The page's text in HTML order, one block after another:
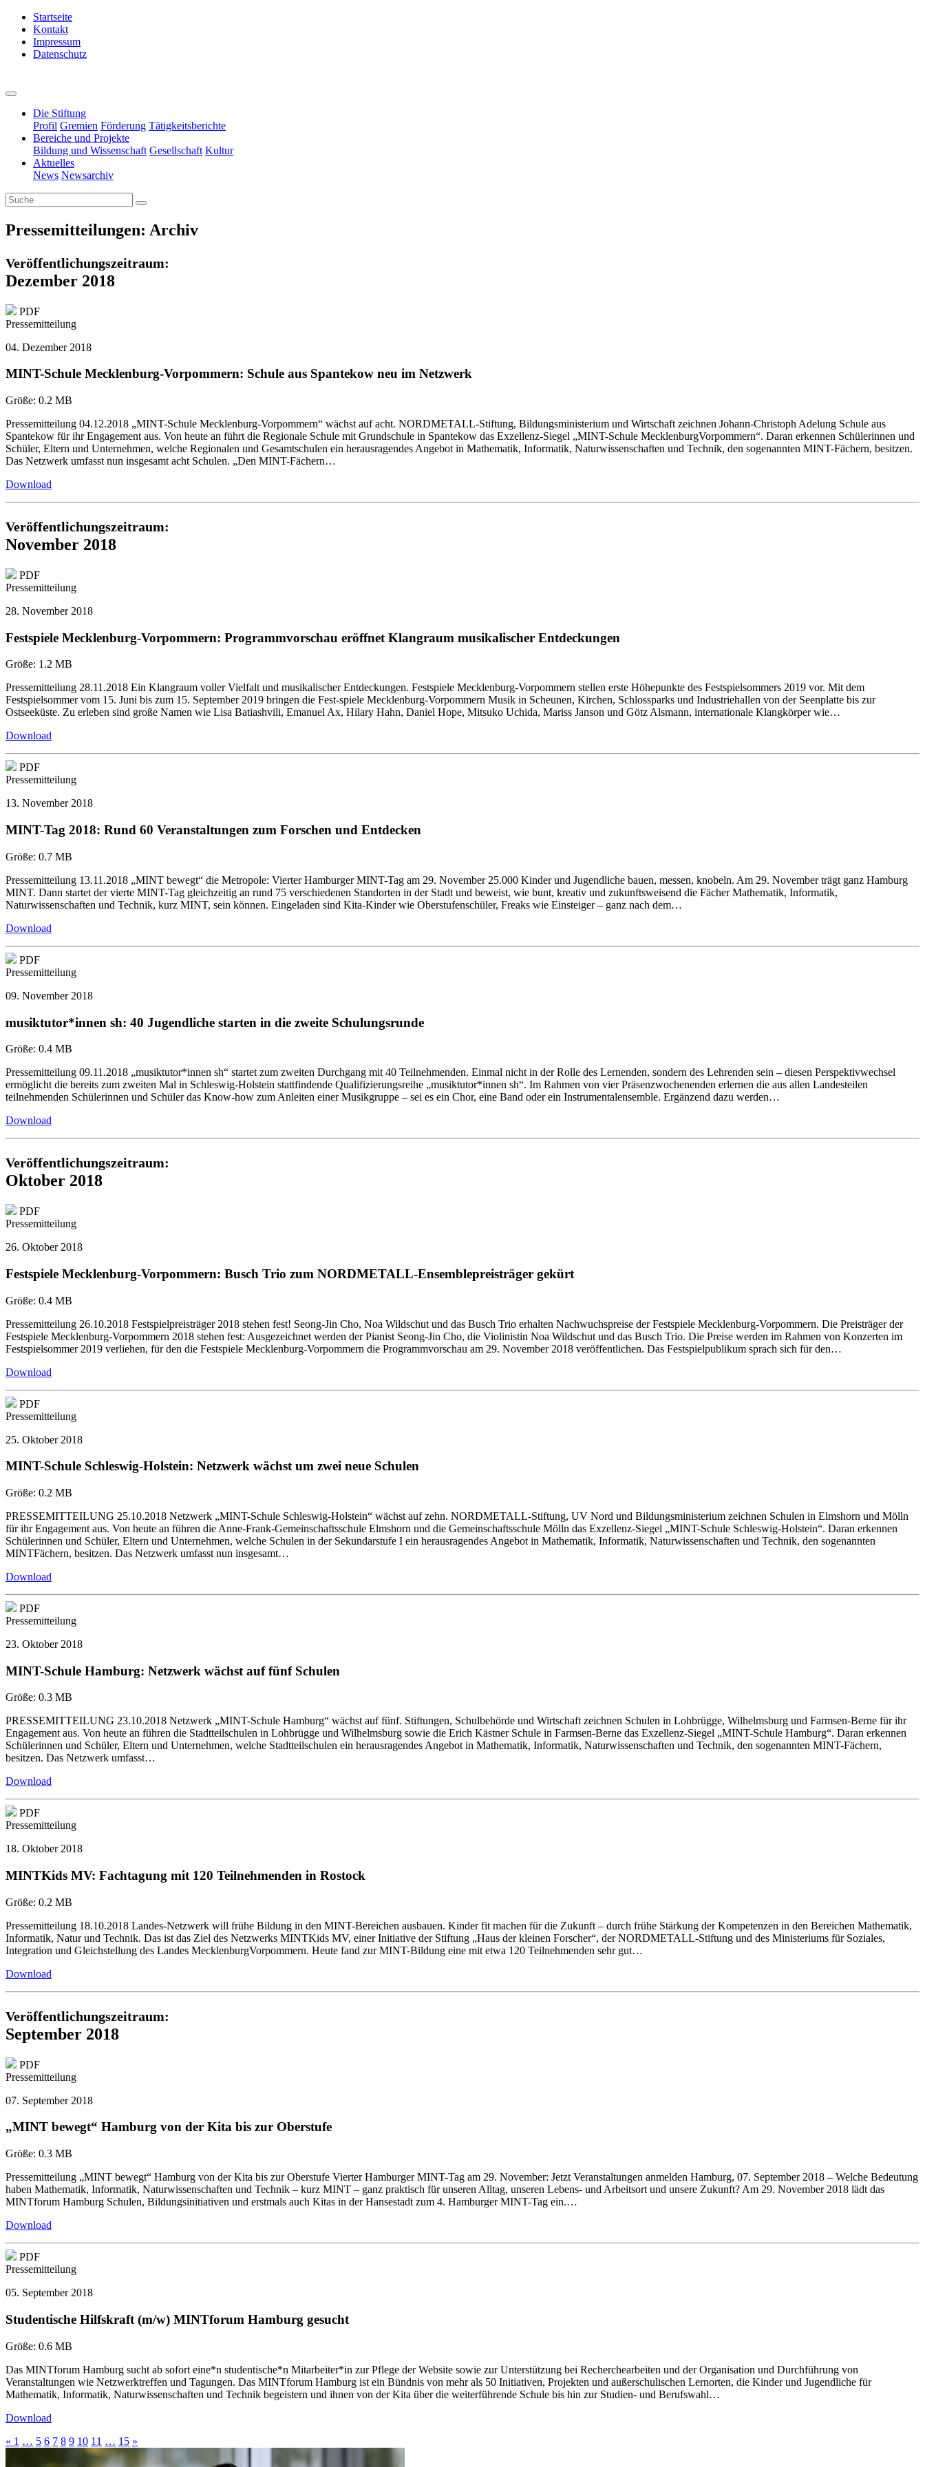
Startseite
Kontakt
Impressum
Datenschutz
Die Stiftung
Profil Gremien Förderung Tätigkeitsberichte
Bereiche und Projekte
Bildung und Wissenschaft Gesellschaft Kultur
Aktuelles
News Newsarchiv
Pressemitteilungen: Archiv
Veröffentlichungszeitraum:
Dezember 2018
PDF
Pressemitteilung
04. Dezember 2018
MINT-Schule Mecklenburg-Vorpommern: Schule aus Spantekow neu im Netzwerk
Größe: 0.2 MB
Pressemitteilung 04.12.2018 „MINT-Schule Mecklenburg-Vorpommern“ wächst auf acht. NORDMETALL-Stiftung, Bildungsministerium und Wirtschaft zeichnen Johann-Christoph Adelung Schule aus
Spantekow für ihr Engagement aus. Von heute an führt die Regionale Schule mit Grundschule in Spantekow das Exzellenz-Siegel „MINT-Schule MecklenburgVorpommern“. Daran erkennen Schülerinnen und
Schüler, Eltern und Unternehmen, welche Regionalen und Gesamtschulen ein herausragendes Angebot in Mathematik, Informatik, Naturwissenschaften und Technik, den sogenannten MINT-Fächern, besitzen.
Das Netzwerk umfasst nun insgesamt acht Schulen. „Den MINT-Fächern…
Download
Veröffentlichungszeitraum:
November 2018
PDF
Pressemitteilung
28. November 2018
Festspiele Mecklenburg-Vorpommern: Programmvorschau eröffnet Klangraum musikalischer Entdeckungen
Größe: 1.2 MB
Pressemitteilung 28.11.2018 Ein Klangraum voller Vielfalt und musikalischer Entdeckungen. Festspiele Mecklenburg-Vorpommern stellen erste Höhepunkte des Festspielsommers 2019 vor. Mit dem
Festspielsommer vom 15. Juni bis zum 15. September 2019 bringen die Fest-spiele Mecklenburg-Vorpommern Musik in Scheunen, Kirchen, Schlossparks und Industriehallen von der Seenplatte bis zur
Ostseeküste. Zu erleben sind große Namen wie Lisa Batiashvili, Emanuel Ax, Hilary Hahn, Daniel Hope, Mitsuko Uchida, Mariss Janson und Götz Alsmann, internationale Klangkörper wie…
Download
PDF
Pressemitteilung
13. November 2018
MINT-Tag 2018: Rund 60 Veranstaltungen zum Forschen und Entdecken
Größe: 0.7 MB
Pressemitteilung 13.11.2018 „MINT bewegt“ die Metropole: Vierter Hamburger MINT-Tag am 29. November 25.000 Kinder und Jugendliche bauen, messen, knobeln. Am 29. November trägt ganz Hamburg
MINT. Dann startet der vierte MINT-Tag gleichzeitig an rund 75 verschiedenen Standorten in der Stadt und beweist, wie bunt, kreativ und zukunftsweisend die Fächer Mathematik, Informatik,
Naturwissenschaften und Technik, kurz MINT, sein können. Eingeladen sind Kita-Kinder wie Oberstufenschüler, Freaks wie Einsteiger – ganz nach dem…
Download
PDF
Pressemitteilung
09. November 2018
musiktutor*innen sh: 40 Jugendliche starten in die zweite Schulungsrunde
Größe: 0.4 MB
Pressemitteilung 09.11.2018 „musiktutor*innen sh“ startet zum zweiten Durchgang mit 40 Teilnehmenden. Einmal nicht in der Rolle des Lernenden, sondern des Lehrenden sein – diesen Perspektivwechsel
ermöglicht die bereits zum zweiten Mal in Schleswig-Holstein stattfindende Qualifizierungsreihe „musiktutor*innen sh“. Im Rahmen von vier Präsenzwochenenden erlernen die aus allen Landesteilen
teilnehmenden Schülerinnen und Schüler das Know-how zum Anleiten einer Musikgruppe – sei es ein Chor, eine Band oder ein Instrumentalensemble. Ergänzend dazu werden…
Download
Veröffentlichungszeitraum:
Oktober 2018
PDF
Pressemitteilung
26. Oktober 2018
Festspiele Mecklenburg-Vorpommern: Busch Trio zum NORDMETALL-Ensemblepreisträger gekürt
Größe: 0.4 MB
Pressemitteilung 26.10.2018 Festspielpreisträger 2018 stehen fest! Seong-Jin Cho, Noa Wildschut und das Busch Trio erhalten Nachwuchspreise der Festspiele Mecklenburg-Vorpommern. Die Preisträger der
Festspiele Mecklenburg-Vorpommern 2018 stehen fest: Ausgezeichnet werden der Pianist Seong-Jin Cho, die Violinistin Noa Wildschut und das Busch Trio. Die Preise werden im Rahmen von Konzerten im
Festspielsommer 2019 verliehen, für den die Festspiele Mecklenburg-Vorpommern die Programmvorschau am 29. November 2018 veröffentlichen. Das Festspielpublikum sprach sich für den…
Download
PDF
Pressemitteilung
25. Oktober 2018
MINT-Schule Schleswig-Holstein: Netzwerk wächst um zwei neue Schulen
Größe: 0.2 MB
PRESSEMITTEILUNG 25.10.2018 Netzwerk „MINT-Schule Schleswig-Holstein“ wächst auf zehn. NORDMETALL-Stiftung, UV Nord und Bildungsministerium zeichnen Schulen in Elmshorn und Mölln
für ihr Engagement aus. Von heute an führen die Anne-Frank-Gemeinschaftsschule Elmshorn und die Gemeinschaftsschule Mölln das Exzellenz-Siegel „MINT-Schule Schleswig-Holstein“. Daran erkennen
Schülerinnen und Schüler, Eltern und Unternehmen, welche Schulen in der Sekundarstufe I ein herausragendes Angebot in Mathematik, Informatik, Naturwissenschaften und Technik, den sogenannten
MINTFächern, besitzen. Das Netzwerk umfasst nun insgesamt…
Download
PDF
Pressemitteilung
23. Oktober 2018
MINT-Schule Hamburg: Netzwerk wächst auf fünf Schulen
Größe: 0.3 MB
PRESSEMITTEILUNG 23.10.2018 Netzwerk „MINT-Schule Hamburg“ wächst auf fünf. Stiftungen, Schulbehörde und Wirtschaft zeichnen Schulen in Lohbrügge, Wilhelmsburg und Farmsen-Berne für ihr
Engagement aus. Von heute an führen die Stadtteilschulen in Lohbrügge und Wilhelmsburg sowie die Erich Kästner Schule in Farmsen-Berne das Exzellenz-Siegel „MINT-Schule Hamburg“. Daran erkennen
Schülerinnen und Schüler, Eltern und Unternehmen, welche Stadtteilschulen ein herausragendes Angebot in Mathematik, Informatik, Naturwissenschaften und Technik, den sogenannten MINT-Fächern,
besitzen. Das Netzwerk umfasst…
Download
PDF
Pressemitteilung
18. Oktober 2018
MINTKids MV: Fachtagung mit 120 Teilnehmenden in Rostock
Größe: 0.2 MB
Pressemitteilung 18.10.2018 Landes-Netzwerk will frühe Bildung in den MINT-Bereichen ausbauen. Kinder fit machen für die Zukunft – durch frühe Stärkung der Kompetenzen in den Bereichen Mathematik,
Informatik, Natur und Technik. Das ist das Ziel des Netzwerks MINTKids MV, einer Initiative der Stiftung „Haus der kleinen Forscher“, der NORDMETALL-Stiftung und des Ministeriums für Soziales,
Integration und Gleichstellung des Landes MecklenburgVorpommern. Heute fand zur MINT-Bildung eine mit etwa 120 Teilnehmenden sehr gut…
Download
Veröffentlichungszeitraum:
September 2018
PDF
Pressemitteilung
07. September 2018
„MINT bewegt“ Hamburg von der Kita bis zur Oberstufe
Größe: 0.3 MB
Pressemitteilung „MINT bewegt“ Hamburg von der Kita bis zur Oberstufe Vierter Hamburger MINT-Tag am 29. November: Jetzt Veranstaltungen anmelden Hamburg, 07. September 2018 – Welche Bedeutung
haben Mathematik, Informatik, Naturwissenschaften und Technik – kurz MINT – ganz praktisch für unseren Alltag, unseren Lebens- und Arbeitsort und unsere Zukunft? Am 29. November 2018 lädt das
MINTforum Hamburg Schulen, Bildungsinitiativen und erstmals auch Kitas in der Hansestadt zum 4. Hamburger MINT-Tag ein.…
Download
PDF
Pressemitteilung
05. September 2018
Studentische Hilfskraft (m/w) MINTforum Hamburg gesucht
Größe: 0.6 MB
Das MINTforum Hamburg sucht ab sofort eine*n studentische*n Mitarbeiter*in zur Pflege der Website sowie zur Unterstützung bei Recherchearbeiten und der Organisation und Durchführung von
Veranstaltungen wie Netzwerktreffen und Tagungen. Das MINTforum Hamburg ist ein Bündnis von mehr als 50 Initiativen, Projekten und außerschulischen Lernorten, die Kinder und Jugendliche für
Mathematik, Informatik, Naturwissenschaften und Technik begeistern und ihnen von der Kita über die weiterführende Schule bis hin zur Studien- und Berufswahl…
Download
« 1 … 5 6 7 8 9 10 11 … 15 »